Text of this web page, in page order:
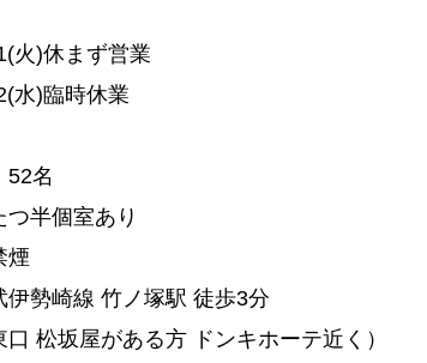
火)休まず営業
水)臨時休業
52名
つ半個室あり
煙
伊勢崎線 竹ノ塚駅 徒歩3分
口 松坂屋がある方 ドンキホーテ近く）